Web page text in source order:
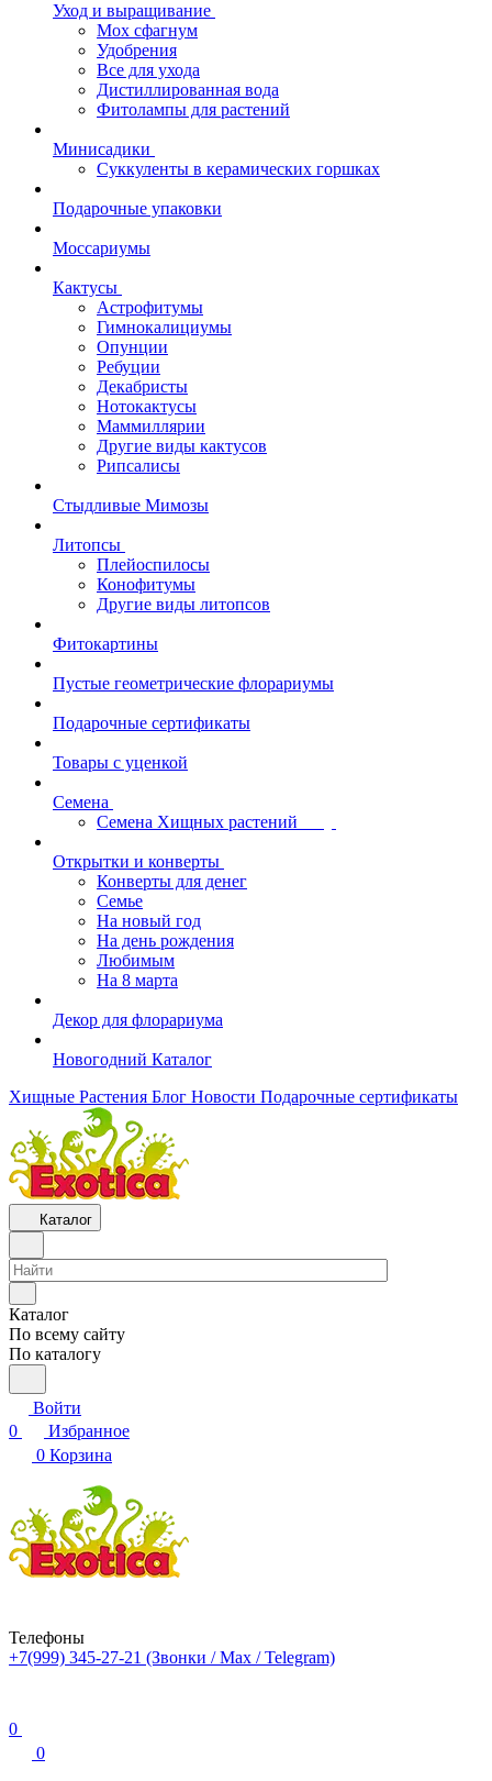
Уход и выращивание
Мох сфагнум
Удобрения
Все для ухода
Дистиллированная вода
Фитолампы для растений
Минисадики
Суккуленты в керамических горшках
Подарочные упаковки
Моссариумы
Кактусы
Астрофитумы
Гимнокалициумы
Опунции
Ребуции
Декабристы
Нотокактусы
Маммиллярии
Другие виды кактусов
Рипсалисы
Стыдливые Мимозы
Литопсы
Плейоспилосы
Конофитумы
Другие виды литопсов
Фитокартины
Пустые геометрические флорариумы
Подарочные сертификаты
Товары с уценкой
Семена
Семена Хищных растений
Открытки и конверты
Конверты для денег
Семье
На новый год
На день рождения
Любимым
На 8 марта
Декор для флорариума
Новогодний Каталог
Хищные Растения Блог Новости Подарочные сертификаты
Каталог
Каталог
По всему сайту
По каталогу
Войти
0
Избранное
0 Корзина
Телефоны
+7(999) 345-27-21 (Звонки / Max / Telegram)
0
0